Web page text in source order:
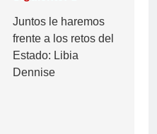
Juntos le haremos
frente a los retos del
Estado: Libia
Dennise